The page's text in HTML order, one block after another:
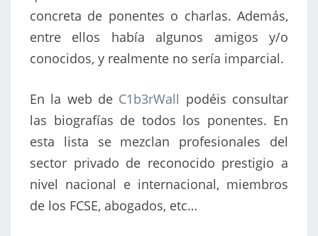
concreta de ponentes o charlas. Además,
entre ellos había algunos amigos y/o
conocidos, y realmente no sería imparcial.
En la web de C1b3rWall podéis consultar
las biografías de todos los ponentes. En
esta lista se mezclan profesionales del
sector privado de reconocido prestigio a
nivel nacional e internacional, miembros
de los FCSE, abogados, etc…